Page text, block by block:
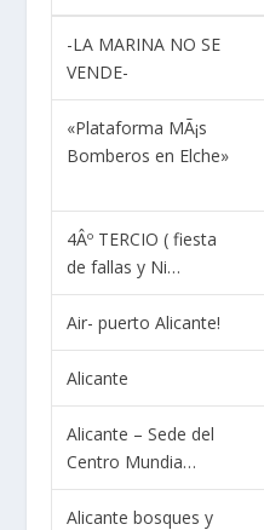
-LA MARINA NO SE
VENDE-
«Plataforma MÃ¡s
Bomberos en Elche»
4Âº TERCIO ( fiesta
de fallas y Ni…
Air- puerto Alicante!
Alicante
Alicante – Sede del
Centro Mundia…
Alicante bosques y